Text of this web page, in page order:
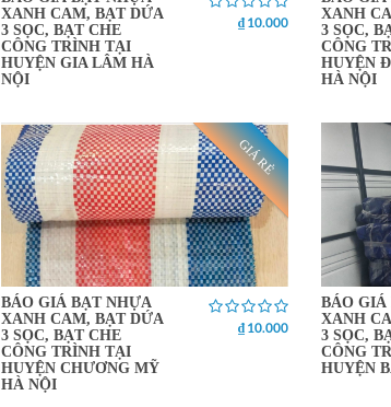
XANH CAM, BẠT DỨA
3 SỌC, BẠT CHE
CÔNG TRÌNH TẠI
HUYỆN GIA LÂM HÀ
NỘI
₫ 10.000
XANH
3 SỌC,
CÔNG
HUYỆN
HÀ NỘI
GIÁ RẺ
BÁO GIÁ BẠT NHỰA
XANH CAM, BẠT DỨA
3 SỌC, BẠT CHE
CÔNG TRÌNH TẠI
HUYỆN CHƯƠNG MỸ
HÀ NỘI
₫ 10.000
BÁO GIÁ
XANH
3 SỌC,
CÔNG
HUYỆN